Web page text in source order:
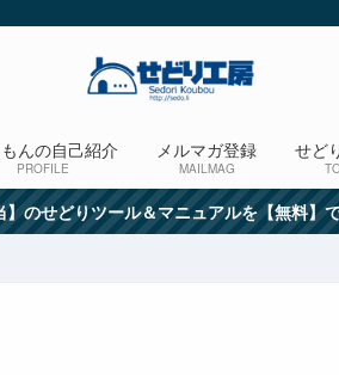
んの自己紹介
PROFILE
メルマガ登録
MAILMAG
せど
】のせどりツール＆マニュアルを【無料】